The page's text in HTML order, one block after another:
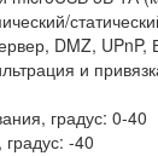
DMZ, UPnP,
и
градус: 0-40
-40